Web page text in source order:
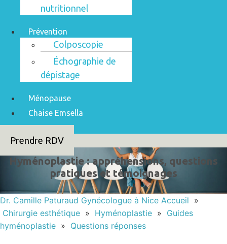
nutritionnel
Prévention
Colposcopie
Échographie de
dépistage
Ménopause
Chaise Emsella
Prendre RDV
Hyménoplastie : appréhensions, questions
pratiques et témoignages
Dr. Camille Paturaud Gynécologue à Nice Accueil »
Chirurgie esthétique » Hyménoplastie » Guides
hyménoplastie » Questions réponses